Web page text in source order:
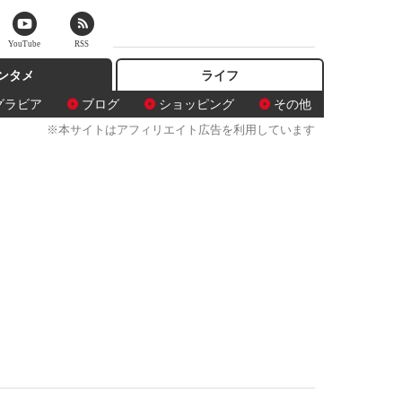
タメ
ラビア ブログ ショッピング その他
ライフ
※本サイトはアフィリエイト広告を利用しています
YouTube RSS